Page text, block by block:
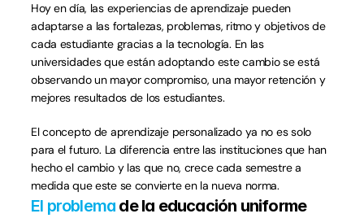
Hoy en día, las experiencias de aprendizaje pueden
adaptarse a las fortalezas, problemas, ritmo y objetivos de
cada estudiante gracias a la tecnología. En las
universidades que están adoptando este cambio se está
observando un mayor compromiso, una mayor retención y
mejores resultados de los estudiantes.
El concepto de aprendizaje personalizado ya no es solo
para el futuro. La diferencia entre las instituciones que han
hecho el cambio y las que no, crece cada semestre a
medida que este se convierte en la nueva norma.
El problema de la educación uniforme